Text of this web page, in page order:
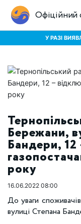
Офіційний
У РАЗІ
Бережани,
Бандери,
року
16.06.2022 08:00
До уваги
вулиці Степана